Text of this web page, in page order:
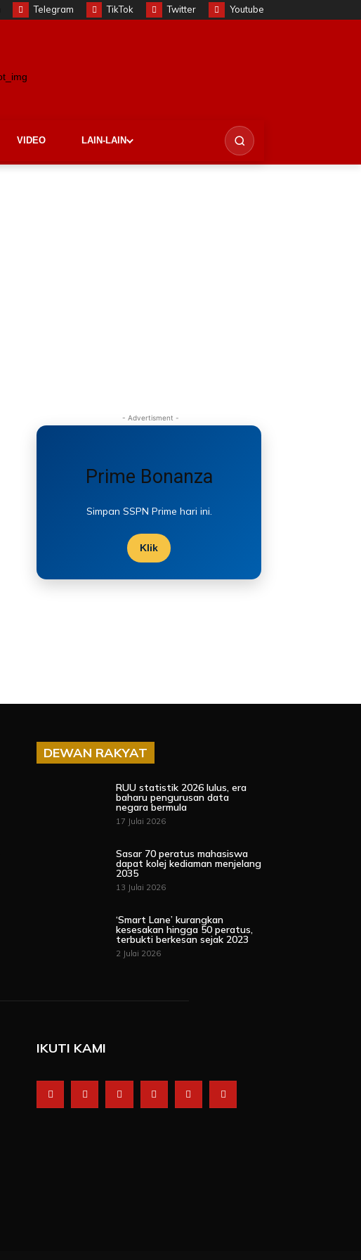
Telegram TikTok Twitter Youtube
VIDEO LAIN-LAIN
- Advertisment -
Prime Bonanza
Simpan SSPN Prime hari ini.
Klik
DEWAN RAKYAT
RUU statistik 2026 lulus, era
baharu pengurusan data
negara bermula
17 Julai 2026
Sasar 70 peratus mahasiswa
dapat kolej kediaman menjelang
2035
13 Julai 2026
‘Smart Lane’ kurangkan
kesesakan hingga 50 peratus,
terbukti berkesan sejak 2023
2 Julai 2026
IKUTI KAMI